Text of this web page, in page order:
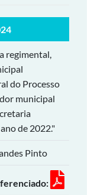
regimental,
do Processo
municipal
de 2022."
Pinto